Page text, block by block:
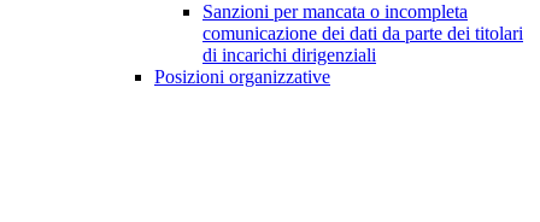
Sanzioni per mancata o incompleta
comunicazione dei dati da parte dei titolari
di incarichi dirigenziali
Posizioni organizzative